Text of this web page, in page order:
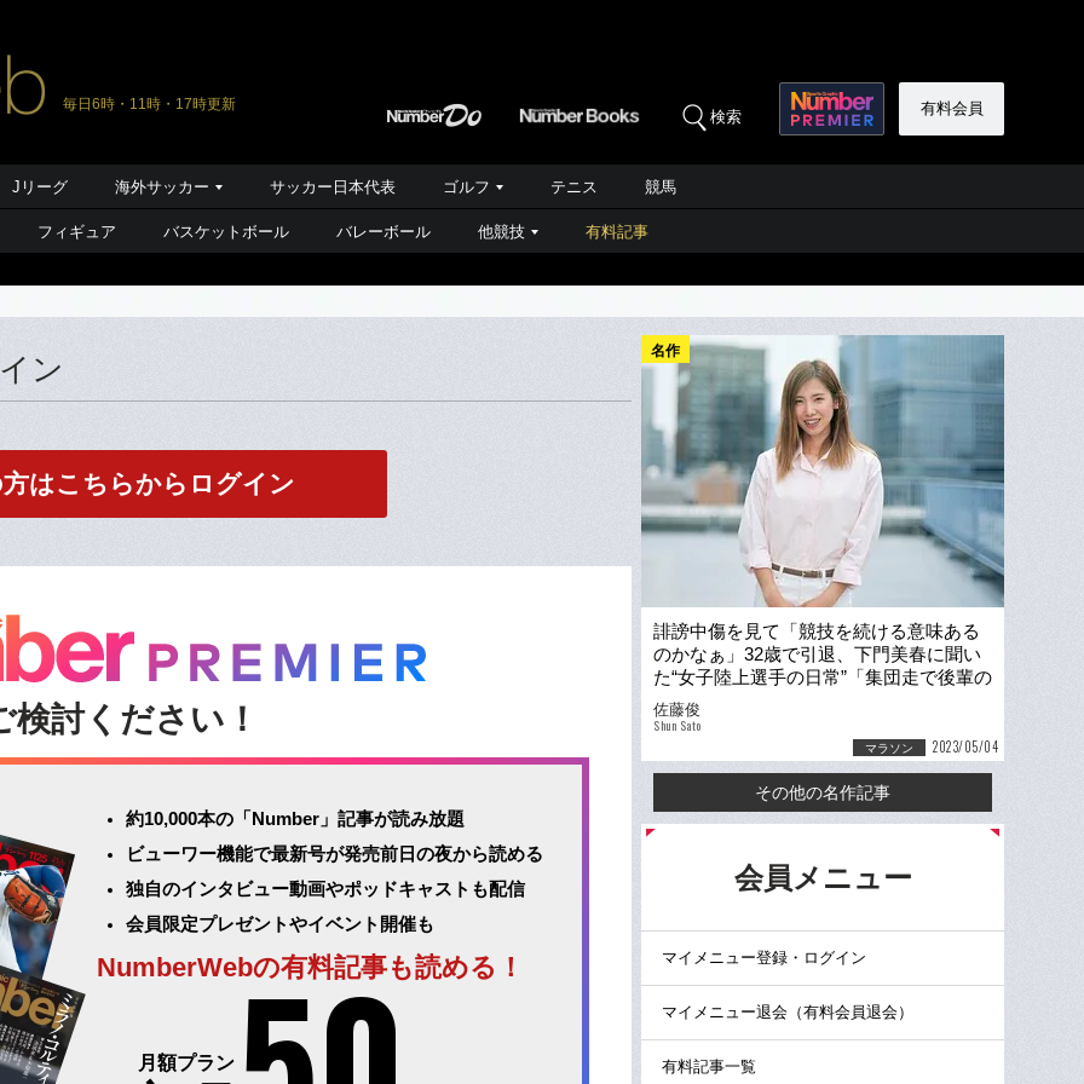
毎日6時・11時・17時更新
検索 有料会員
Jリーグ 海外サッカー サッカー日本代表 ゴルフ テニス 競馬
フィギュア バスケットボール バレーボール 他競技 有料記事
ン
はこちらからログイン
検討ください！
約10,000本の「Number」記事が読み放題
ビューワー機能で最新号が発売前日の夜から読める
独自のインタビュー動画やポッドキャストも配信
会員限定プレゼントやイベント開催も
NumberWebの有料記事も読める！
月額プラン
名作
誹謗中傷を見て「競技を続ける意味ある
のかなぁ」32歳で引退、下門美春に聞い
た“女子陸上選手の日常”「集団走で後輩の
ナプキンが落ちて…」
佐藤俊
Shun Sato
マラソン 2023/05/04
その他の名作記事
会員メニュー
マイメニュー登録・ログイン
マイメニュー退会（有料会員退会）
有料記事一覧